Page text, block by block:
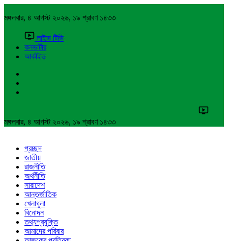
মঙ্গলবার, ৪ আগস্ট ২০২৬, ১৯ শ্রাবণ ১৪৩৩
লাইভ টিভি
কনভার্টার
আর্কাইভ
মঙ্গলবার, ৪ আগস্ট ২০২৬, ১৯ শ্রাবণ ১৪৩৩
প্রচ্ছদ
জাতীয়
রাজনীতি
অর্থনীতি
সারাদেশ
আন্তর্জাতিক
খেলাধুলা
বিনোদন
তথ্যপ্রযুক্তি
আমাদের পরিবার